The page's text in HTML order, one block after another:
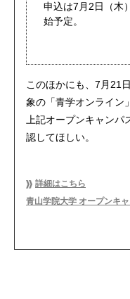
申込は7月2日（木
始予定。
このほかにも、7月21
象の「青学オンライン
上記オープンキャン
認してほしい。
詳細はこちら
青山学院大学 オープンキ